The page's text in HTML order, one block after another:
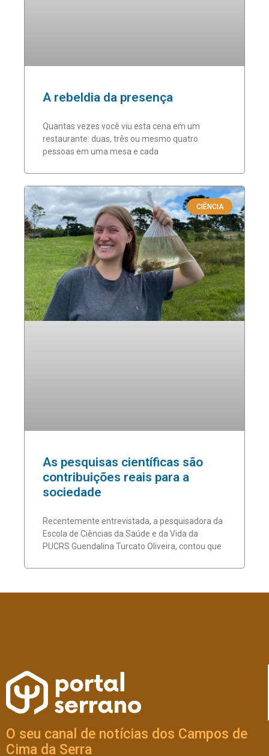
A rebeldia da presença
Quantas vezes você viu esta cena em um
restaurante: duas, três ou mesmo quatro
pessoas em uma mesa e cada
CIÊNCIA
As pesquisas científicas são
contribuições reais para a
sociedade
Recentemente entrevistada, a pesquisadora da
Escola de Ciências da Saúde e da Vida da
PUCRS Guendalina Turcato Oliveira, contou que
O seu canal de notícias dos Campos de
Cima da Serra